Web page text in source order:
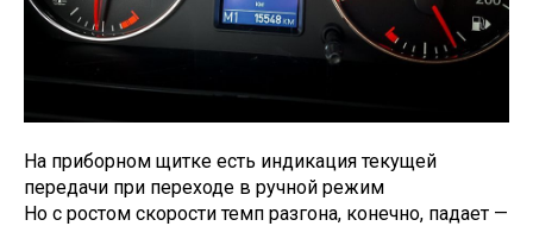
На приборном щитке есть индикация текущей
передачи при переходе в ручной режим
Но с ростом скорости темп разгона, конечно, падает —